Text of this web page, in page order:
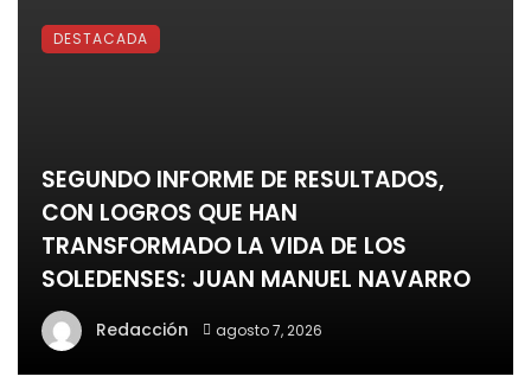
SEGUNDO INFORME DE RESULTADOS,
CON LOGROS QUE HAN
TRANSFORMADO LA VIDA DE LOS
SOLEDENSES: JUAN MANUEL NAVARRO
Redacción agosto 7, 2026
DESTACADA